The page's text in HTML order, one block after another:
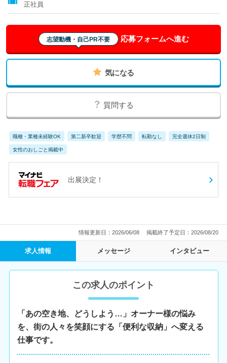
正社員
志望動機・自己PR不要 応募フォームへ進む
気になる
質問する
職種・業種未経験OK 第二新卒歓迎 学歴不問 転勤なし 完全週休2日制
女性のおしごと掲載中
出展決定！
情報更新日：2026/06/08 掲載終了予定日：2026/08/20
求人情報 メッセージ インタビュー
この求人のポイント
「あの空き地、どうしよう…」オーナー様の悩み
を、街の人々を笑顔にする「便利な収納」へ変える
仕事です。